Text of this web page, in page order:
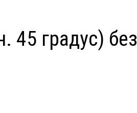
градус) без